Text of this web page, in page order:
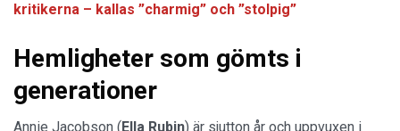
kritikerna – kallas ”charmig” och ”stolpig”
Hemligheter som gömts i
generationer
Annie Jacobson ( Ella Rubin) är sjutton år och uppvuxen i